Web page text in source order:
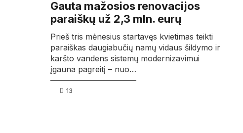
Gauta mažosios renovacijos
paraiškų už 2,3 mln. eurų
Prieš tris mėnesius startavęs kvietimas teikti
paraiškas daugiabučių namų vidaus šildymo ir
karšto vandens sistemų modernizavimui
įgauna pagreitį – nuo…
13